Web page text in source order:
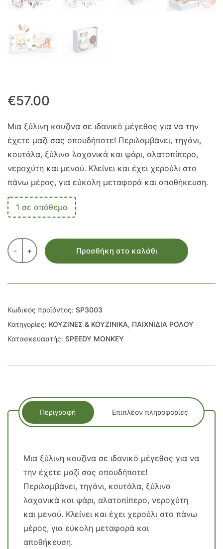
€57.00
Μια ξύλινη κουζίνα σε ιδανικό μέγεθος για να την
έχετε μαζί σας οπουδήποτε! Περιλαμβάνει, τηγάνι,
κουτάλα, ξύλινα λαχανικά και ψάρι, αλατοπίπερο,
νεροχύτη και μενού. Κλείνει και έχει χερούλι στο
πάνω μέρος, για εύκολη μεταφορά και αποθήκευση.
1 σε απόθεμα
- + Προσθήκη στο καλάθι
Κωδικός προϊόντος: SP3003
Κατηγορίες: ΚΟΥΖΙΝΕΣ & ΚΟΥΖΙΝΙΚΑ, ΠΑΙΧΝΙΔΙΑ ΡΟΛΟΥ
Κατασκευαστής: SPEEDY MONKEY
Περιγραφή Επιπλέον πληροφορίες
Μια ξύλινη κουζίνα σε ιδανικό μέγεθος για να
την έχετε μαζί σας οπουδήποτε!
Περιλαμβάνει, τηγάνι, κουτάλα, ξύλινα
λαχανικά και ψάρι, αλατοπίπερο, νεροχύτη
και μενού. Κλείνει και έχει χερούλι στο πάνω
μέρος, για εύκολη μεταφορά και
αποθήκευση.